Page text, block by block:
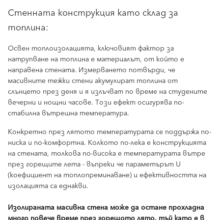
Стенната конструкция като склад за
топлина:
Освен топлоизолацията, ключовият фактор за
натрупване на топлина е материалът, от който е
направена стената. Измерването потвърди, че
масивните тежки стени акумулират топлина от
слънцето през деня и я излъчват по време на студените
вечерни и нощни часове. Този ефект осигурява по-
стабилна вътрешна температура.
Конкретно през лятото температурата се поддържа по-
ниска и по-комфортна. Колкото по-лека е конструкцията
на стената, толкова по-висока е температурата вътре
през горещите лета - въпреки че параметърът U
(коефициент на топлопреминаване) и ефективността на
изолацията са еднакви.
Изолираната масивна стена може да остане прохладна